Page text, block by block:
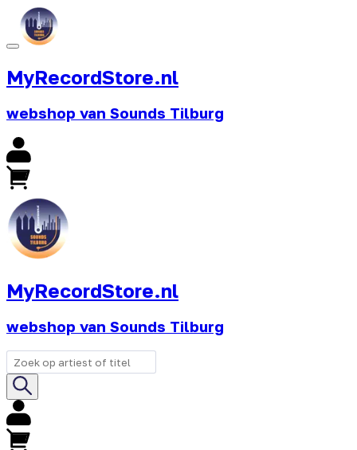
MyRecordStore.nl
webshop van Sounds Tilburg
MyRecordStore.nl
webshop van Sounds Tilburg